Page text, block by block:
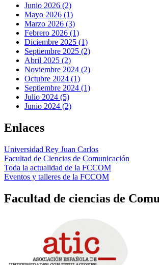
Junio 2026 (2)
Mayo 2026 (1)
Marzo 2026 (3)
Febrero 2026 (1)
Diciembre 2025 (1)
Septiembre 2025 (2)
Abril 2025 (2)
Noviembre 2024 (2)
Octubre 2024 (1)
Septiembre 2024 (1)
Julio 2024 (5)
Junio 2024 (2)
Enlaces
Universidad Rey Juan Carlos
Facultad de Ciencias de Comunicación
Toda la actualidad de la FCCOM
Eventos y talleres de la FCCOM
Facultad de ciencias de